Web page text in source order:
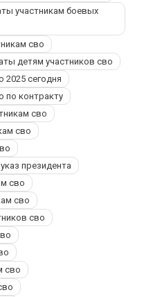
участникам боевых
сво
детям участников сво
2025 сегодня
по контракту
сво
сво
президента
сво
сво
сво
сво